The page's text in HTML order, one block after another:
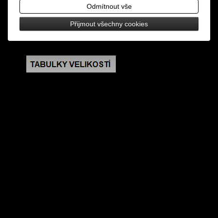
rozměry: délka 16 cm
Odmítnout vše
Přijmout všechny cookies